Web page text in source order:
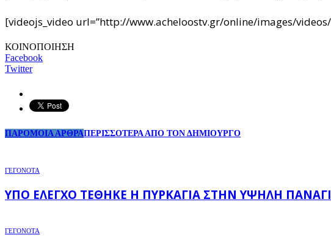
[videojs_video url=”http://www.acheloostv.gr/online/images/videos/
ΚΟΙΝΟΠΟΙΗΣΗ
Facebook
Twitter
ΠΑΡΟΜΟΙΑ ΑΡΘΡΑΠΕΡΙΣΣΟΤΕΡΑ ΑΠΟ ΤΟΝ ΔΗΜΙΟΥΡΓΟ
ΓΕΓΟΝΟΤΑ
ΥΠΌ ΈΛΕΓΧΟ ΤΈΘΗΚΕ Η ΠΥΡΚΑΓΙΆ ΣΤΗΝ ΥΨΗΛΉ
ΓΕΓΟΝΟΤΑ